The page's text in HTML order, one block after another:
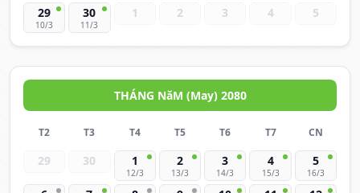
29
10/3
30
11/3
1 2 3 4 5
THÁNG NăM (May) 2080
T2 T3 T4 T5 T6 T7 CN
29 30 1
12/3
2
13/3
3
14/3
4
15/3
5
16/3